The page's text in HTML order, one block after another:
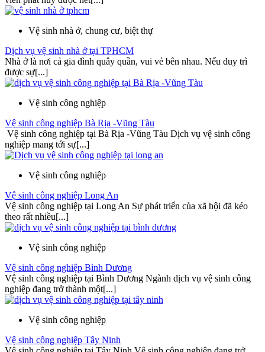
Vệ sinh nhà ở, chung cư, biệt thự
Dịch vụ vệ sinh nhà ở tại TPHCM
Nhà ở là nơi cả gia đình quây quần, vui vẻ bên nhau. Nếu duy trì
được sự[...]
Vệ sinh công nghiệp
Vệ sinh công nghiệp Bà Rịa -Vũng Tàu
Vệ sinh công nghiệp tại Bà Rịa -Vũng Tàu Dịch vụ vệ sinh công
nghiệp mang tới sự[...]
Vệ sinh công nghiệp
Vệ sinh công nghiệp Long An
Vệ sinh công nghiệp tại Long An Sự phát triển của xã hội đã kéo
theo rất nhiều[...]
Vệ sinh công nghiệp
Vệ sinh công nghiệp Bình Dương
Vệ sinh công nghiệp tại Bình Dương Ngành dịch vụ vệ sinh công
nghiệp đang trở thành một[...]
Vệ sinh công nghiệp
Vệ sinh công nghiệp Tây Ninh